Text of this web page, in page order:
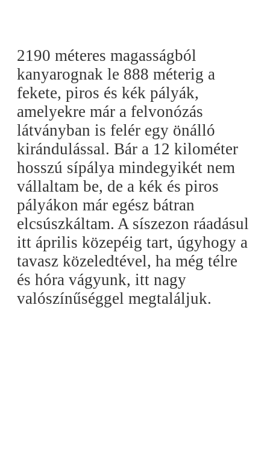
2190 méteres magasságból
kanyarognak le 888 méterig a
fekete, piros és kék pályák,
amelyekre már a felvonózás
látványban is felér egy önálló
kirándulással. Bár a 12 kilométer
hosszú sípálya mindegyikét nem
vállaltam be, de a kék és piros
pályákon már egész bátran
elcsúszkáltam. A síszezon ráadásul
itt április közepéig tart, úgyhogy a
tavasz közeledtével, ha még télre
és hóra vágyunk, itt nagy
valószínűséggel megtaláljuk.